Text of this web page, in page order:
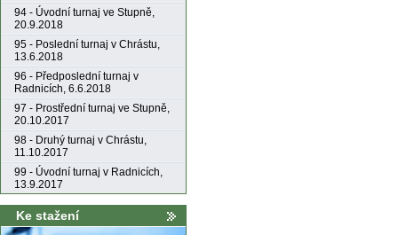
94 - Úvodní turnaj ve Stupně,
20.9.2018
95 - Poslední turnaj v Chrástu,
13.6.2018
96 - Předposlední turnaj v
Radnicích, 6.6.2018
97 - Prostřední turnaj ve Stupně,
20.10.2017
98 - Druhý turnaj v Chrástu,
11.10.2017
99 - Úvodní turnaj v Radnicích,
13.9.2017
Ke stažení